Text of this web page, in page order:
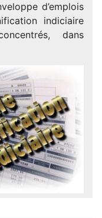
d’emplois
indiciaire
dans